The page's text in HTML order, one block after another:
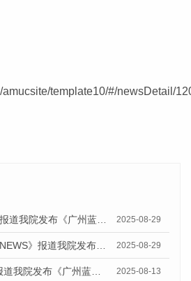
amucsite/template10/#/newsDetail/
2025-08-29
2025-08-29
2025-08-13